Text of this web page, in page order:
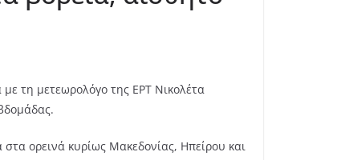
τη μετεωρολόγο της ΕΡΤ Νικολέτα
ορεινά κυρίως Μακεδονίας, Ηπείρου και